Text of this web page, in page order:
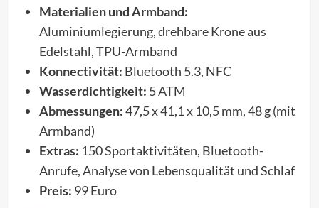
Materialien und Armband:
Aluminiumlegierung, drehbare Krone aus
Edelstahl, TPU-Armband
Konnectivität: Bluetooth 5.3, NFC
Wasserdichtigkeit: 5 ATM
Abmessungen:47,5 x 41,1 x 10,5 mm, 48 g (mit
Armband)
Extras: 150 Sportaktivitäten, Bluetooth-
Anrufe, Analyse von Lebensqualität und Schlaf
Preis: 99 Euro